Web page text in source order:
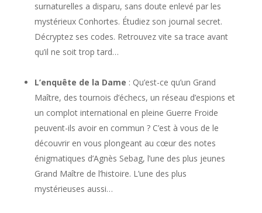
surnaturelles a disparu, sans doute enlevé par les
mystérieux Conhortes. Étudiez son journal secret.
Décryptez ses codes. Retrouvez vite sa trace avant
qu’il ne soit trop tard…
L’enquête de la Dame : Qu’est-ce qu’un Grand
Maître, des tournois d’échecs, un réseau d’espions et
un complot international en pleine Guerre Froide
peuvent-ils avoir en commun ? C’est à vous de le
découvrir en vous plongeant au cœur des notes
énigmatiques d’Agnès Sebag, l’une des plus jeunes
Grand Maître de l’histoire. L’une des plus
mystérieuses aussi…